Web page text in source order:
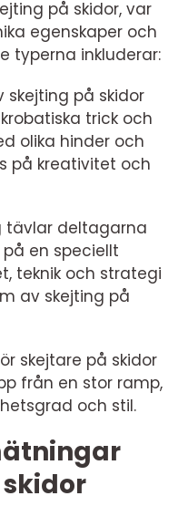
på skidor, var
egenskaper och
typerna inkluderar:
skejting på skidor
trick och
olika hinder och
på kreativitet och
tävlar deltagarna
en speciellt
teknik och strategi
av skejting på
skejtare på skidor
från en stor ramp,
och stil.